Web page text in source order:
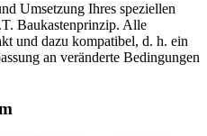
Umsetzung Ihres speziellen
Baukastenprinzip. Alle
und dazu kompatibel, d. h. ein
an veränderte Bedingungen